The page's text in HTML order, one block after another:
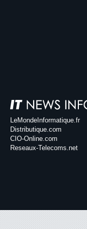
LeMondeInformatique.fr
Distributique.com
CIO-Online.com
Reseaux-Telecoms.net